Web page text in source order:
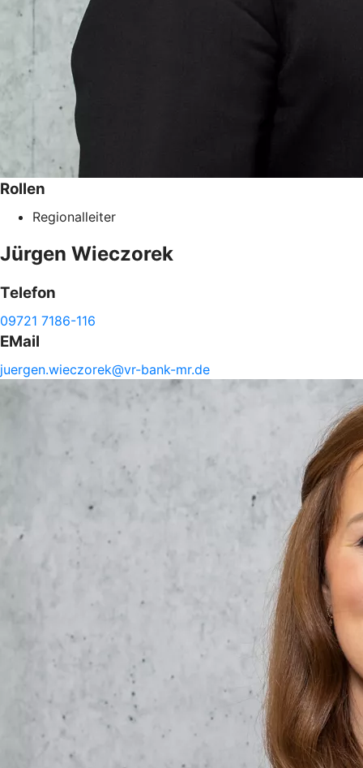
Rollen
Regionalleiter
Jürgen Wieczorek
Telefon
09721 7186-116
EMail
juergen.wieczorek@vr-bank-mr.de